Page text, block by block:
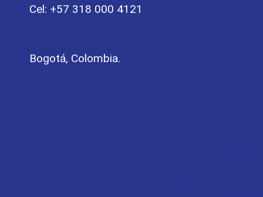
Cel: +57 318 000 4121
Bogotá, Colombia.